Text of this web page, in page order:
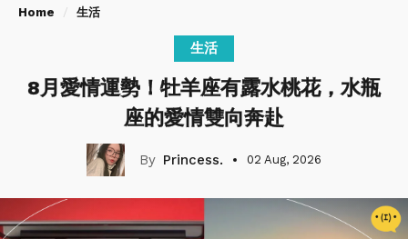
Home 生活
生活
8月愛情運勢！牡羊座有露水桃花，水瓶
座的愛情雙向奔赴
Princess. 02 Aug, 2026